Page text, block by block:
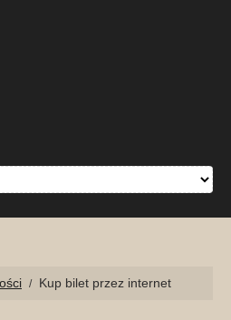
RABCIO
Kup bilet przez internet